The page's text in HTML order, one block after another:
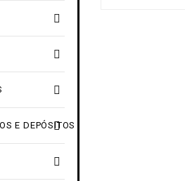




E DEPÓSITOS
